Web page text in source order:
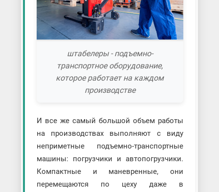
штабелеры - подъемно-
транспортное оборудование,
которое работает на каждом
производстве
И все же самый большой объем работы
на производствах выполняют с виду
неприметные подъемно-транспортные
машины: погрузчики и автопогрузчики.
Компактные и маневренные, они
перемещаются по цеху даже в